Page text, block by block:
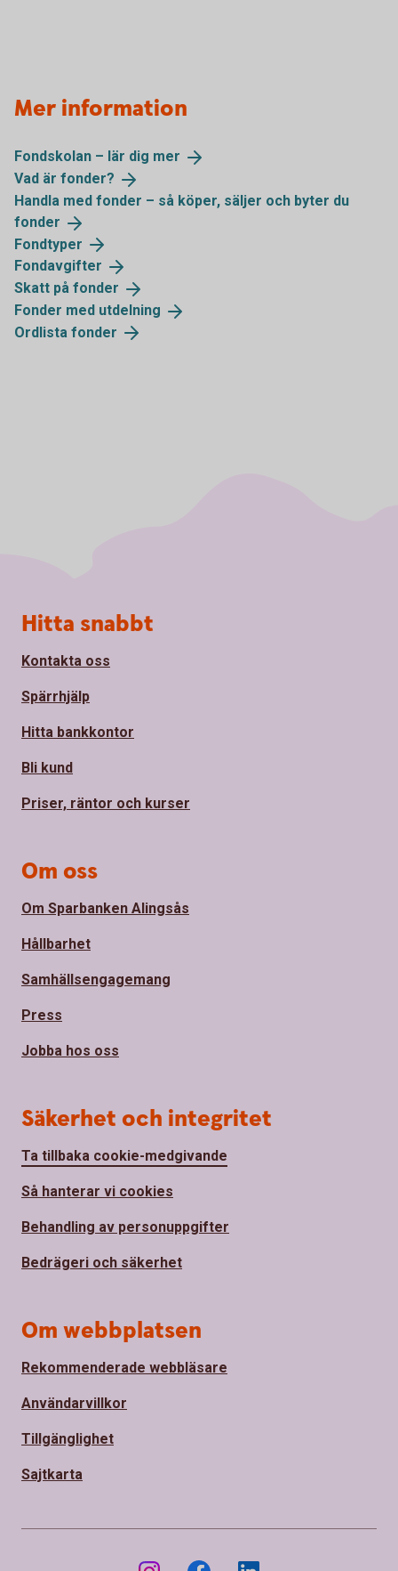
Mer information
Fondskolan – lär dig mer
Vad är fonder?
Handla med fonder – så köper, säljer och byter du
fonder
Fondtyper
Fondavgifter
Skatt på fonder
Fonder med utdelning
Ordlista fonder
Sidfot
Hitta snabbt
Kontakta oss
Spärrhjälp
Hitta bankkontor
Bli kund
Priser, räntor och kurser
Om oss
Om Sparbanken Alingsås
Hållbarhet
Samhällsengagemang
Press
Jobba hos oss
Säkerhet och integritet
Ta tillbaka cookie-medgivande
Så hanterar vi cookies
Behandling av personuppgifter
Bedrägeri och säkerhet
Om webbplatsen
Rekommenderade webbläsare
Användarvillkor
Tillgänglighet
Sajtkarta